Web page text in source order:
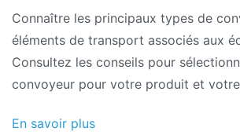
Connaître les principaux types de
éléments de transport associés aux
Consultez les conseils pour
convoyeur pour votre produit et
En savoir plus